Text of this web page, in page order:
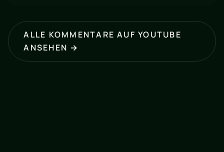
ALLE KOMMENTARE AUF YOUTUBE
ANSEHEN →